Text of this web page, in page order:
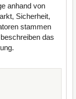
anhand von
Sicherheit,
stammen
das